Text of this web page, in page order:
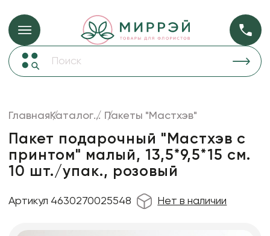
Упаковка для цветов и подарков Упаковка для
Пленка
прозрачная
Лента
Искусственные цветы и растения
ГлавнаяКаталог... Пакеты "Мастхэв"
Пакет подарочный "Мастхэв с
принтом" малый, 13,5*9,5*15 см.
10 шт./упак., розовый
Артикул 4630270025548 Нет в наличии